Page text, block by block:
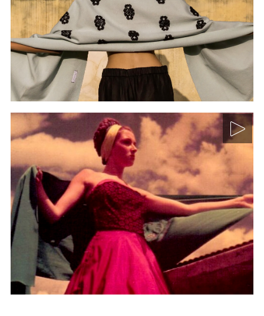
Indian Chic: el diseño
mexicano y su influencia
indígena
Curso: Historia de la pintura mural. Módulo III. La
pintura mexicana en el siglo XX
Indian chic: apropiaciones
desde el diseño y la moda
Curso: Historia de la pintura mural. Módulo III. La
pintura mexicana en el siglo XX